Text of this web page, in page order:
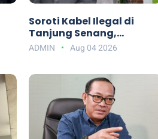
Soroti Kabel Ilegal di
Tanjung Senang,
Budiman AS: Jangan
Biarkan Pemda Rugi
ADMIN Aug 04 2026